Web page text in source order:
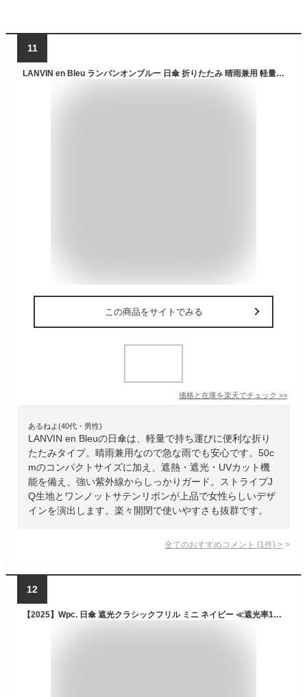
11
LANVIN en Bleu ランバンオンブルー 日傘 折りたたみ 晴雨兼用 軽量 ショート レディース ストライプJQ ワンノットサテンリボン 50cm 遮熱 遮光 UVカット 紫外線対策 楽々開閉 ブラック オフ 22-084-11853-51
この商品をサイトでみる
価格と在庫を楽天でチェック >>
あるねよ(40代・男性)
LANVIN en Bleuの日傘は、軽量で持ち運びに便利な折り
たたみタイプ。晴雨兼用なので急な雨でも安心です。50c
mのコンパクトサイズに加え、遮熱・遮光・UVカット機
能を備え、強い紫外線からしっかりガード。ストライプJ
Q生地とワンノットサテンリボンが上品で女性らしいデザ
インを演出します。楽々開閉で使いやすさも抜群です。
全てのおすすめコメント (1 件) >
12
【2025】Wpc. 日傘 遮光クラシックフリル ミニ ネイビー ≪遮光率100%/UVカット率100%/・UPF50＋/遮熱/晴雨兼用≫ 折りたたみ傘 通勤 通学 旅行 オシャレ 可愛い 女性 レディース 801-11820-102